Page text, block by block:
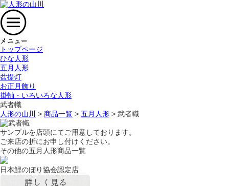
トップページ
ひな人形
五月人形
盆提灯
お正月飾り
掛軸・いろいろな人形
武者幟
人形の山川
> 商品一覧 > 五月人形 > 武者幟
サンプルを店頭にてご用意しております。
ご来店の折にお申し付けください。
その他の五月人形商品一覧
日本鯉のぼり協会認定店